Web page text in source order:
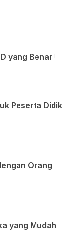
yang Benar!
Peserta Didik
Orang
yang Mudah